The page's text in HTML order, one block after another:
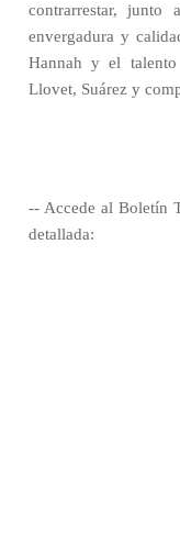
contrarrestar,
envergadura y
Hannah y el
Llovet, Suárez y
-- Accede al Boletín
detallada: